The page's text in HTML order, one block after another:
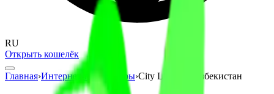
RU
Открыть кошелёк
Главная›Интернет-провайдеры›City Line.uz - Узбекистан